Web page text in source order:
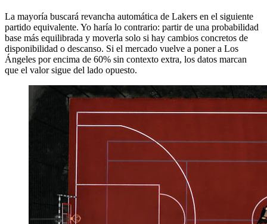
La mayoría buscará revancha automática de Lakers en el siguiente
partido equivalente. Yo haría lo contrario: partir de una probabilidad
base más equilibrada y moverla solo si hay cambios concretos de
disponibilidad o descanso. Si el mercado vuelve a poner a Los
Ángeles por encima de 60% sin contexto extra, los datos marcan
que el valor sigue del lado opuesto.